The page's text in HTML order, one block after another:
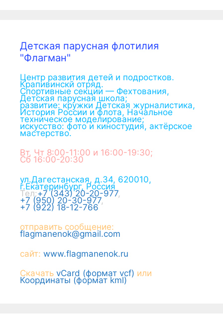
Детская парусная флотилия
"Флагман"
Центр развития детей и подростков.
Крапивинскй отряд.
Спортивные секции — Фехтования,
Детская парусная школа;
развитие: кружки Детская журналистика,
История России и флота, Начальное
техническое моделирование;
искусство: фото и киностудия, актёрское
мастерство.
Вт, Чт 8:00-11:00 и 16:00-19:30;
Сб 16:00-20:30
ул.Дагестанская, д.34, 620010,
г.Екатеринбург, Россия
Тел:+7 (343) 20-20-977,
+7 (950) 20-30-977,
+7 (922) 18-12-766
отправить сообщение:
flagmanenok@gmail.com
сайт: www.flagmanenok.ru
Скачать vCard (формат vcf) или
Координаты (формат kml)